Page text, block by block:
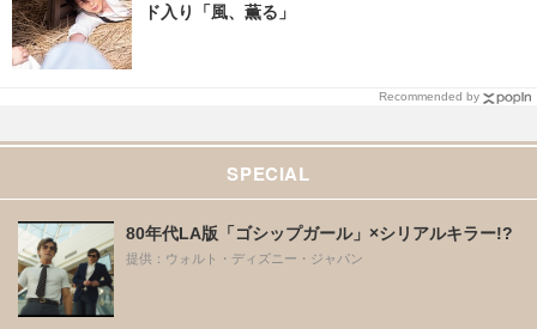
ド入り「風、薫る」
Recommended by
SPECIAL
80年代LA版「ゴシップガール」×シリアルキラー!?
提供：ウォルト・ディズニー・ジャパン